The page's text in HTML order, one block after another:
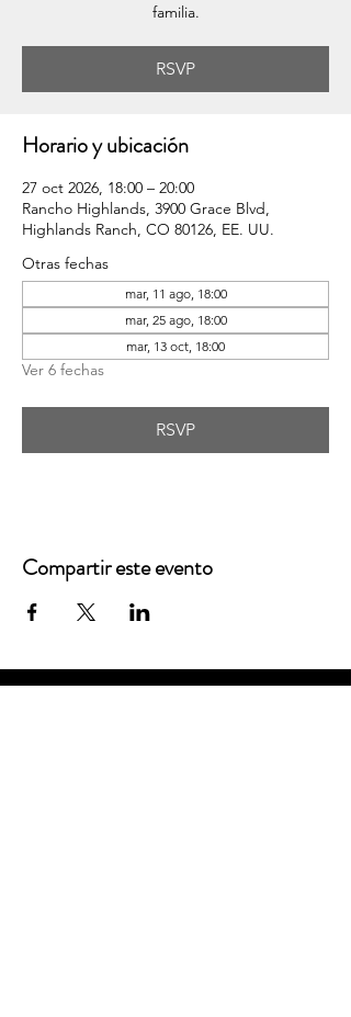
familia.
RSVP
Horario y ubicación
27 oct 2026, 18:00 – 20:00
Rancho Highlands, 3900 Grace Blvd,
Highlands Ranch, CO 80126, EE. UU.
Otras fechas
mar, 11 ago, 18:00
mar, 25 ago, 18:00
mar, 13 oct, 18:00
Ver 6 fechas
RSVP
Compartir este evento